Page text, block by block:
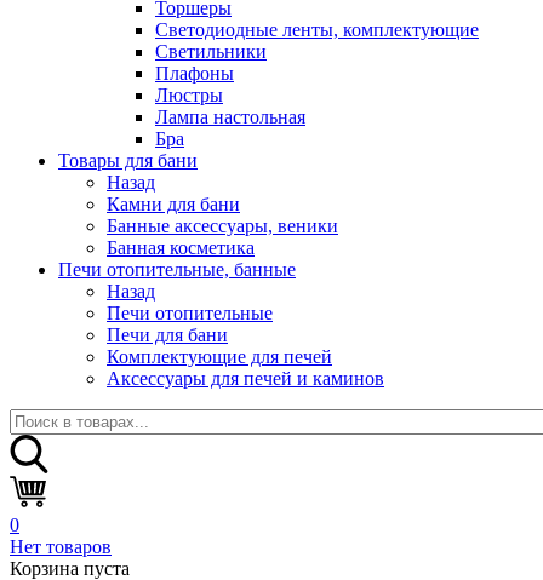
Торшеры
Светодиодные ленты, комплектующие
Светильники
Плафоны
Люстры
Лампа настольная
Бра
Товары для бани
Назад
Камни для бани
Банные аксессуары, веники
Банная косметика
Печи отопительные, банные
Назад
Печи отопительные
Печи для бани
Комплектующие для печей
Аксессуары для печей и каминов
0
Нет товаров
Корзина пуста